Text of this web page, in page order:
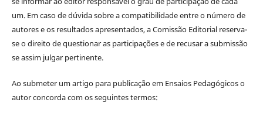
um. Em caso de dúvida sobre a compatibilidade entre o número de
autores e os resultados apresentados, a Comissão Editorial reserva-
se o direito de questionar as participações e de recusar a submissão
se assim julgar pertinente.
Ao submeter um artigo para publicação em Ensaios Pedagógicos o
autor concorda com os seguintes termos: